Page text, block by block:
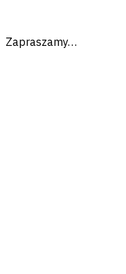
Zapraszamy…